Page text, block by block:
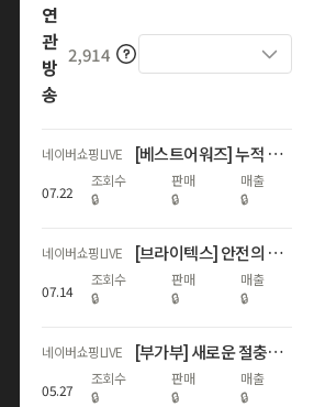
연
관
방
송
2,914
네이버쇼핑LIVE [베스트어워즈] 누적 600회 수상 기념 하반기 첫 최대 혜택 LIVE
07.22
조회수
🔒
판매
🔒
매출
🔒
네이버쇼핑LIVE [브라이텍스] 안전의 기준, 60주년 특집 쇼핑LIVE
07.14
조회수
🔒
판매
🔒
매출
🔒
네이버쇼핑LIVE [부가부] 새로운 절충형 스트롤러 런칭 라이브
05.27
조회수
🔒
판매
🔒
매출
🔒